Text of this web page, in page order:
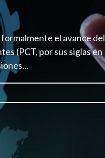
el avance del
(PCT, por sus siglas en